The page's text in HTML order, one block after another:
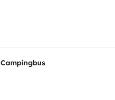
Campingbus